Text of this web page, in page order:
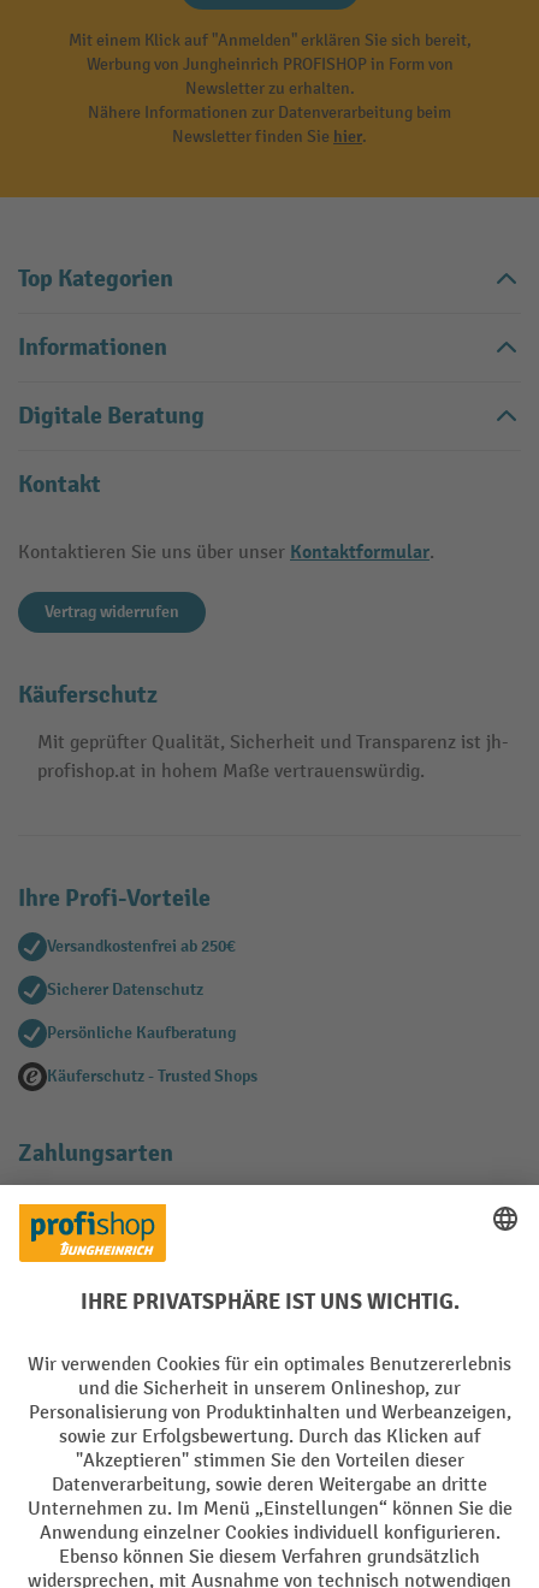
Mit einem Klick auf "Anmelden" erklären Sie sich bereit,
Werbung von Jungheinrich PROFISHOP in Form von
Newsletter zu erhalten.
Nähere Informationen zur Datenverarbeitung beim
Newsletter finden Sie hier.
Top Kategorien
Informationen
Digitale Beratung
Kontakt
Kontaktieren Sie uns über unser Kontaktformular.
Vertrag widerrufen
Käuferschutz
Mit geprüfter Qualität, Sicherheit und Transparenz ist jh-
profishop.at in hohem Maße vertrauenswürdig.
Ihre Profi-Vorteile
Versandkostenfrei ab 250€
Sicherer Datenschutz
Persönliche Kaufberatung
Käuferschutz - Trusted Shops
Zahlungsarten
Creditcard (Master)
Facebook
YouTube
LinkedIn
Instagram
AGB Impressum Datenschutz
Barrierefreiheit Privacy Settings